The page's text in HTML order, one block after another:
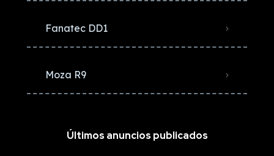
Fanatec DD1
Moza R9
Últimos anuncios publicados